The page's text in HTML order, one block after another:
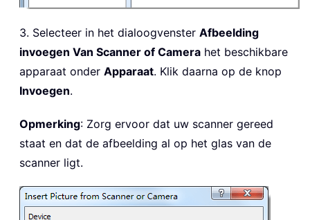
3. Selecteer in het dialoogvenster Afbeelding
invoegen Van Scanner of Camera het beschikbare
apparaat onder Apparaat. Klik daarna op de knop
Invoegen.
Opmerking: Zorg ervoor dat uw scanner gereed
staat en dat de afbeelding al op het glas van de
scanner ligt.